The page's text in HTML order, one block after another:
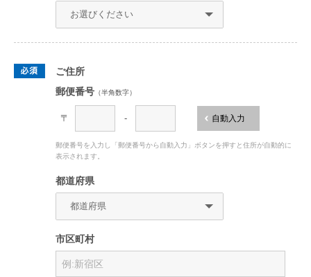
ご住所
郵便番号 （半角数字）
〒 - 自動入力
郵便番号を入力し「郵便番号から自動入力」ボタンを押すと住所が自動的に
表示されます。
都道府県
市区町村